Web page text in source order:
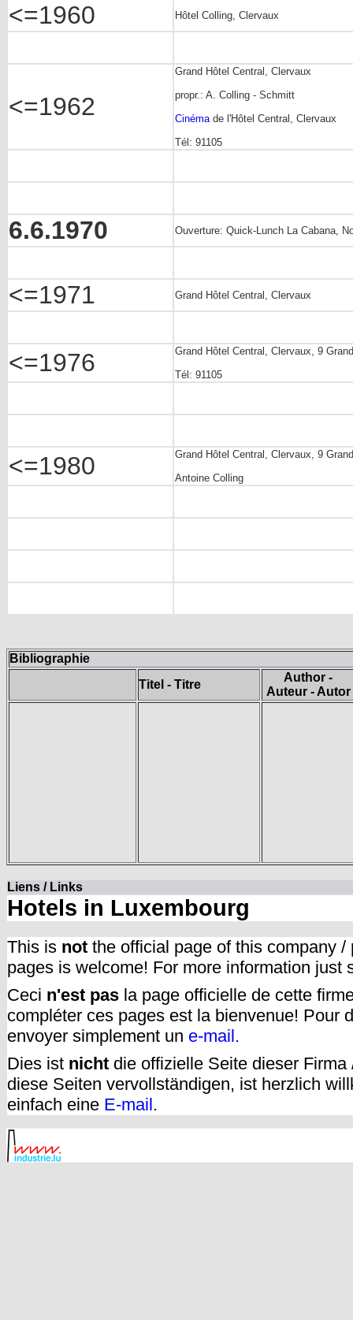
<=1960 Hôtel Colling, Clervaux
<=1962
Grand Hôtel Central, Clervaux
propr.: A. Colling - Schmitt
Cinémade l'Hôtel Central, Clervaux
Tél: 91105
6.6.1970 Ouverture: Quick-Lunch La Cabana,
<=1971 Grand Hôtel Central, Clervaux
<=1976
Grand Hôtel Central, Clervaux, 9
Tél: 91105
<=1980
Grand Hôtel Central, Clervaux, 9
Antoine Colling
Bibliographie
Titel - Titre
Author -
Auteur - Autor
Liens / Links
Hotels in Luxembourg
This is not the official page of this company
pages is welcome! For more information just
Ceci n'est pas la page officielle de cette
compléter ces pages est la bienvenue! Pour
envoyer simplement un e-mail.
Dies ist nicht die offizielle Seite dieser
diese Seiten vervollständigen, ist herzlich
einfach eine E-mail.